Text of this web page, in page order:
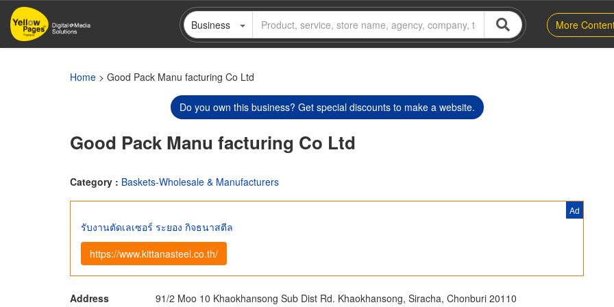
Skip
main
Business More
Home > Good Pack Manu facturing Co Ltd
Do you own this business? Get special discounts to make a website.
Good Pack Manu facturing Co Ltd
Category : Baskets-Wholesale & Manufacturers
Ad
รับงานตัดเลเซอร์ ระยอง กิจธนาสตีล
https://www.kittanasteel.co.th/
Address 91/2 Moo 10 Khaokhansong Sub Dist Rd. Khaokhansong, Siracha, Chonburi 20110